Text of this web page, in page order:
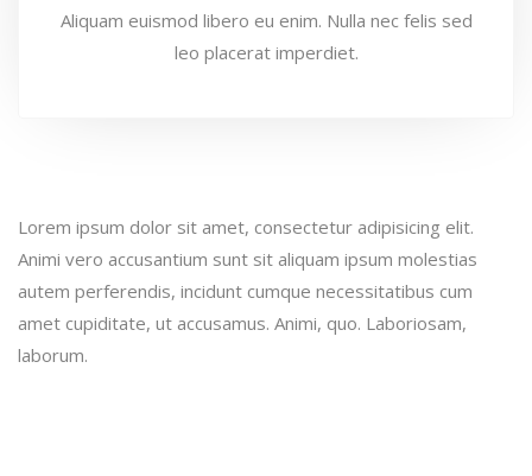
Aliquam euismod libero eu enim. Nulla nec felis sed
leo placerat imperdiet.
Lorem ipsum dolor sit amet, consectetur adipisicing elit.
Animi vero accusantium sunt sit aliquam ipsum molestias
autem perferendis, incidunt cumque necessitatibus cum
amet cupiditate, ut accusamus. Animi, quo. Laboriosam,
laborum.